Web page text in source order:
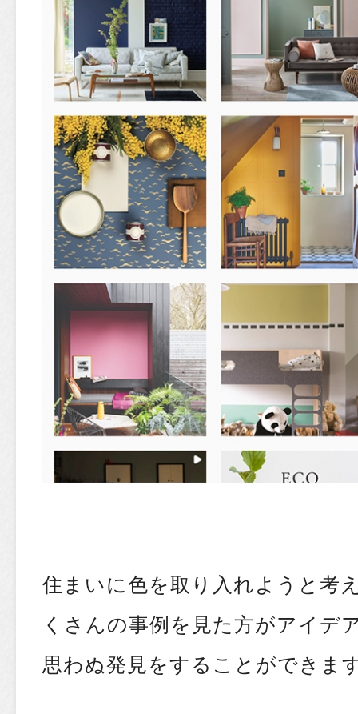
住まいに色を取り入れようと考
くさんの事例を見た方がアイデ
思わぬ発見をすることができま